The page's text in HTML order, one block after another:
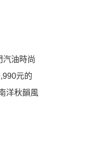
汽油時尚
元的
洋秋韻風